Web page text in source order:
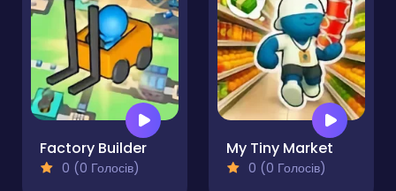
Factory Builder
0 (0 Голосів)
My Tiny Market
0 (0 Голосів)